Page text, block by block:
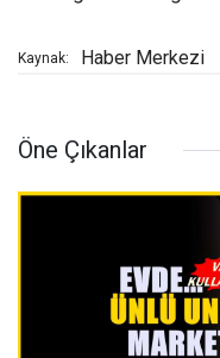
Kaynak: Haber Merkezi
Öne Çıkanlar